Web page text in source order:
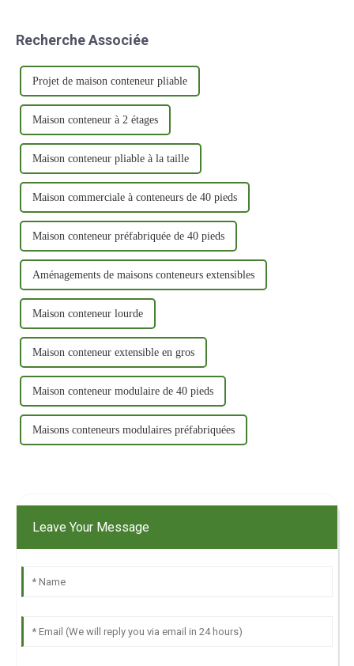
Recherche Associée
Projet de maison conteneur pliable
Maison conteneur à 2 étages
Maison conteneur pliable à la taille
Maison commerciale à conteneurs de 40 pieds
Maison conteneur préfabriquée de 40 pieds
Aménagements de maisons conteneurs extensibles
Maison conteneur lourde
Maison conteneur extensible en gros
Maison conteneur modulaire de 40 pieds
Maisons conteneurs modulaires préfabriquées
Leave Your Message